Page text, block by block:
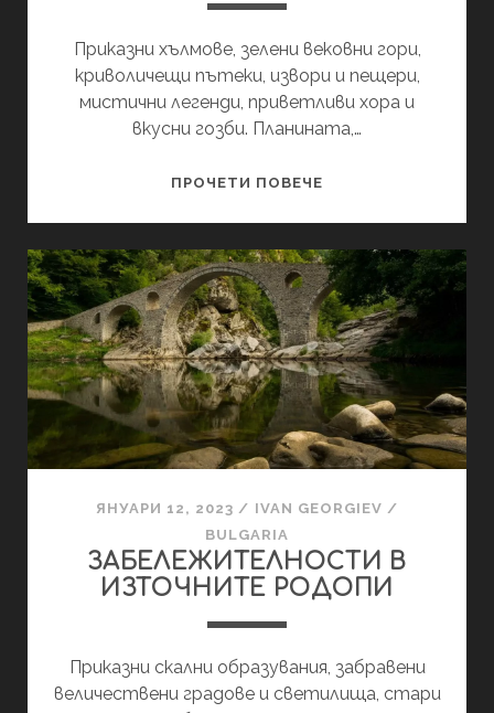
Приказни хълмове, зелени вековни гори,
криволичещи пътеки, извори и пещери,
мистични легенди, приветливи хора и
вкусни гозби. Планината,…
ПРОЧЕТИ ПОВЕЧЕ
РОДОПИ
ЯНУАРИ 12, 2023 / IVAN GEORGIEV /
BULGARIA
ЗАБЕЛЕЖИТЕЛНОСТИ В
ИЗТОЧНИТЕ РОДОПИ
Приказни скални образувания, забравени
величествени градове и светилища, стари